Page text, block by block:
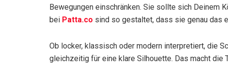
Bewegungen einschränken. Sie sollte sich Deinem
bei Patta.co sind so gestaltet, dass sie genau das
Ob locker, klassisch oder modern interpretiert, die
gleichzeitig für eine klare Silhouette. Das macht